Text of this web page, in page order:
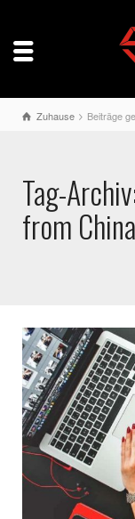
Zuhause Beiträge
Tag-
from China